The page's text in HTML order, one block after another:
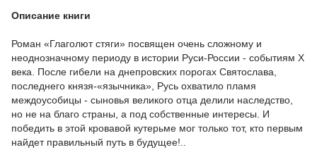
Описание книги
Роман «Глаголют стяги» посвящен очень сложному и
неоднозначному периоду в истории Руси-России - событиям X
века. После гибели на днепровских порогах Святослава,
последнего князя-«язычника», Русь охватило пламя
междоусобицы - сыновья великого отца делили наследство,
но не на благо страны, а под собственные интересы. И
победить в этой кровавой кутерьме мог только тот, кто первым
найдет правильный путь в будущее!..